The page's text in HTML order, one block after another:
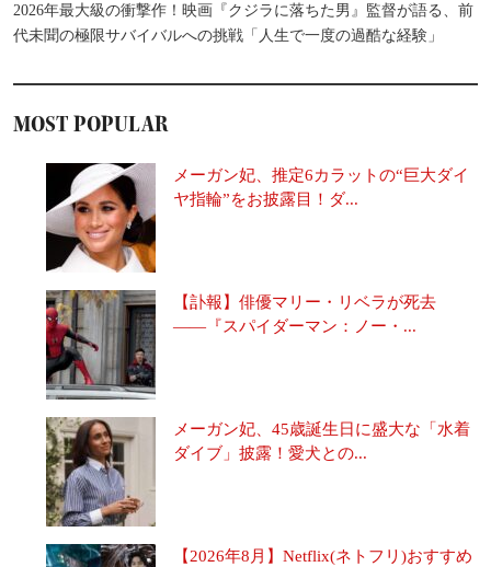
2026年最大級の衝撃作！映画『クジラに落ちた男』監督が語る、前
代未聞の極限サバイバルへの挑戦「人生で一度の過酷な経験」
MOST POPULAR
メーガン妃、推定6カラットの“巨大ダイ
ヤ指輪”をお披露目！ダ...
【訃報】俳優マリー・リベラが死去
――『スパイダーマン：ノー・...
メーガン妃、45歳誕生日に盛大な「水着
ダイブ」披露！愛犬との...
【2026年8月】Netflix(ネトフリ)おすすめ